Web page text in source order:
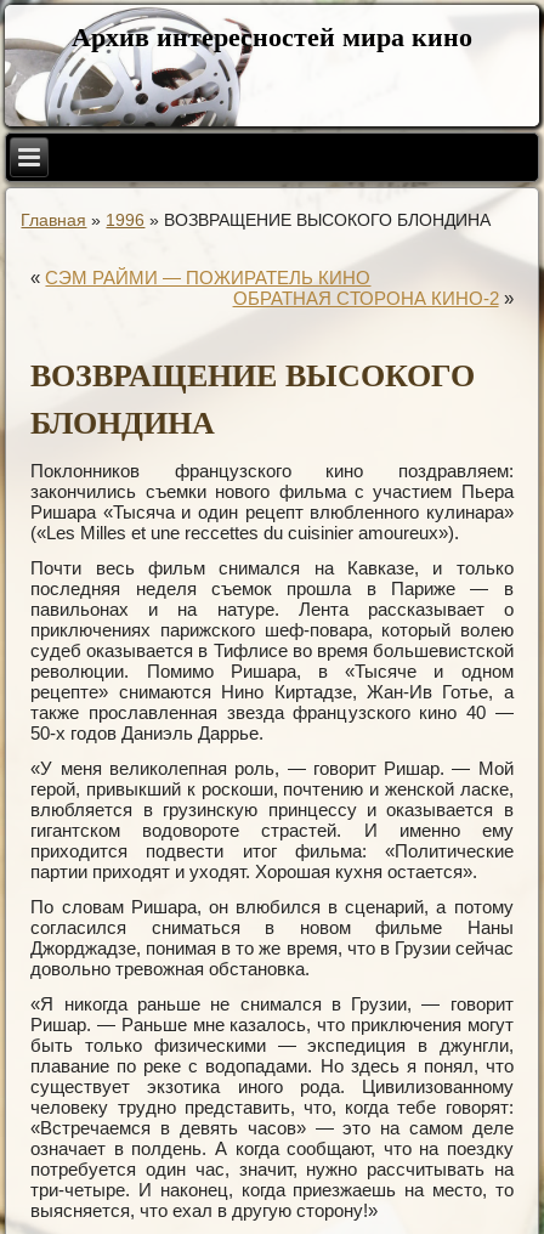
Архив интересностей мира кино
Главная » 1996 » ВОЗВРАЩЕНИЕ ВЫСОКОГО БЛОНДИНА
«СЭМ РАЙМИ — ПОЖИРАТЕЛЬ КИНО
ОБРАТНАЯ СТОРОНА КИНО-2»
ВОЗВРАЩЕНИЕ ВЫСОКОГО
БЛОНДИНА
Поклонников французского кино поздравляем:
закончились съемки нового фильма с участием Пьера
Ришара «Тысяча и один рецепт влюбленного кулинара»
(«Les Milles et une reccettes du cuisinier amoureux»).
Почти весь фильм снимался на Кавказе, и только
последняя неделя съемок прошла в Париже — в
павильонах и на натуре. Лента рассказывает о
приключениях парижского шеф-повара, который волею
судеб оказывается в Тифлисе во время большевистской
революции. Помимо Ришара, в «Тысяче и одном
рецепте» снимаются Нино Киртадзе, Жан-Ив Готье, а
также прославленная звезда французского кино 40 —
50-х годов Даниэль Даррье.
«У меня великолепная роль, — говорит Ришар. — Мой
герой, привыкший к роскоши, почтению и женской ласке,
влюбляется в грузинскую принцессу и оказывается в
гигантском водовороте страстей. И именно ему
приходится подвести итог фильма: «Политические
партии приходят и уходят. Хорошая кухня остается».
По словам Ришара, он влюбился в сценарий, а потому
согласился сниматься в новом фильме Наны
Джорджадзе, понимая в то же время, что в Грузии сейчас
довольно тревожная обстановка.
«Я никогда раньше не снимался в Грузии, — говорит
Ришар. — Раньше мне казалось, что приключения могут
быть только физическими — экспедиция в джунгли,
плавание по реке с водопадами. Но здесь я понял, что
существует экзотика иного рода. Цивилизованному
человеку трудно представить, что, когда тебе говорят:
«Встречаемся в девять часов» — это на самом деле
означает в полдень. А когда сообщают, что на поездку
потребуется один час, значит, нужно рассчитывать на
три-четыре. И наконец, когда приезжаешь на место, то
выясняется, что ехал в другую сторону!»